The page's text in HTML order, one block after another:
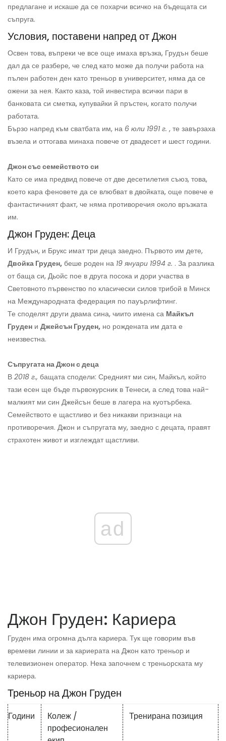
предлагане и искаше да се похарчи всичко на бъдещата си
съпруга.
Условия, поставени напред от Джон
Освен това, въпреки че все още имаха връзка, Грудън беше
дал да се разбере, че след като може да получи работа на
пълен работен ден като треньор в университет, няма да се
ожени за нея. Както каза, той инвестира всички пари в
банковата си сметка, купувайки й пръстен, когато получи
работата.
Бързо напред към сватбата им, на 6 юли 1991 г. , те завързаха
възела и оттогава минаха повече от двадесет и шест години.
Джон със семейството си
Като се има предвид повече от две десетилетия съюз, това,
което кара феновете да се влюбват в двойката, още повече е
фантастичният факт, че няма противоречия около връзката
им.
Джон Груден: Деца
И Грудън, и Брукс имат три деца заедно. Първото им дете,
Двойка Груден, беше роден на 19 януари 1994 г. . За разлика
от баща си, Дьойс пое в друга посока и дори участва в
Световното първенство по класически силов трибой в Минск
на Международната федерация по пауърлифтинг.
Те споделят други двама сина, чиито имена са Майкъл
Груден и Джейсън Груден, но рождената им дата е
неизвестна.
Съпругата на Джон с деца
В 2018 г., бащата сподели: Средният ми син, Майкъл, който
тази есен ще бъде първокурсник в Тенеси, а след това най-
малкият ми син Джейсън беше в лагера на куотърбека.
Семейството е щастливо и без никакви признаци на
противоречия. Джон и съпругата му, заедно с децата, правят
страхотен живот и изглеждат щастливи.
ad
Джон Груден: Кариера
Груден има огромна дълга кариера. Тук ще говорим във
времеви линии и за кариерата на Джон като треньор и
телевизионен оператор. Нека започнем с треньорската му
кариера.
Треньор на Джон Груден
Години
Колеж /
професионален
Тренирана позиция